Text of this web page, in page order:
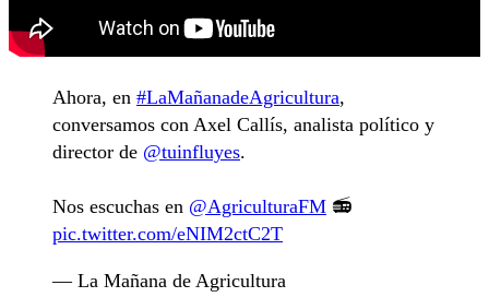
Ahora, en #LaMañanadeAgricultura,
conversamos con Axel Callís, analista político y
director de @tuinfluyes.
Nos escuchas en @AgriculturaFM 📻
pic.twitter.com/eNIM2ctC2T
— La Mañana de Agricultura